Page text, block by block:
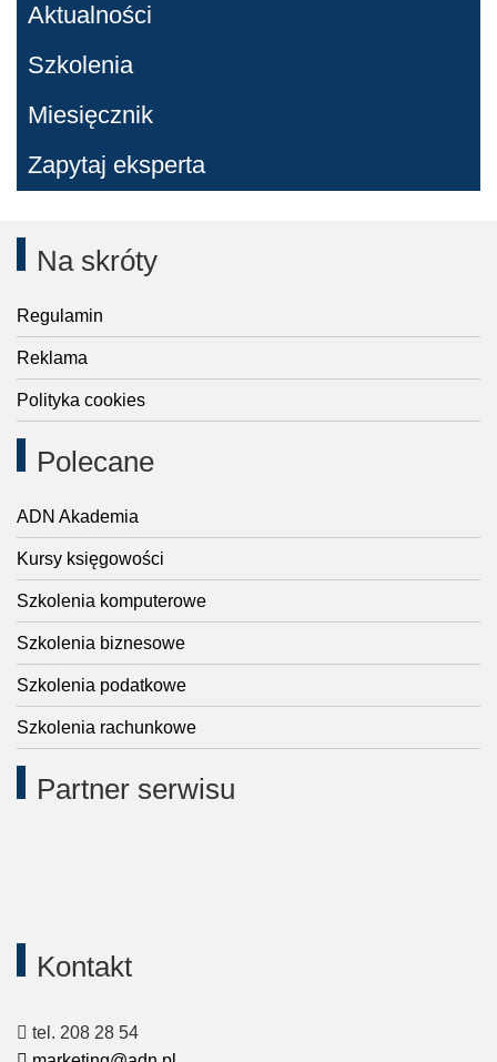
Aktualności
Szkolenia
Miesięcznik
Zapytaj eksperta
Na skróty
Regulamin
Reklama
Polityka cookies
Polecane
ADN Akademia
Kursy księgowości
Szkolenia komputerowe
Szkolenia biznesowe
Szkolenia podatkowe
Szkolenia rachunkowe
Partner serwisu
Kontakt
tel. 208 28 54